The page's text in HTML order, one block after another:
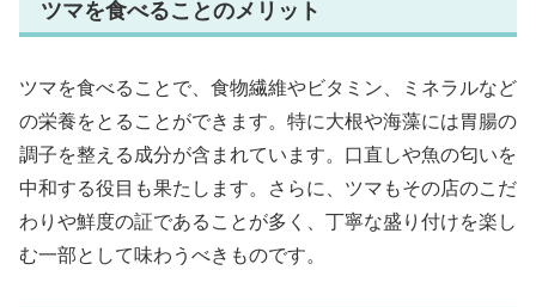
ツマを食べることのメリット
ツマを食べることで、食物繊維やビタミン、ミネラルなど
の栄養をとることができます。特に大根や海藻には胃腸の
調子を整える成分が含まれています。口直しや魚の匂いを
中和する役目も果たします。さらに、ツマもその店のこだ
わりや鮮度の証であることが多く、丁寧な盛り付けを楽し
む一部として味わうべきものです。